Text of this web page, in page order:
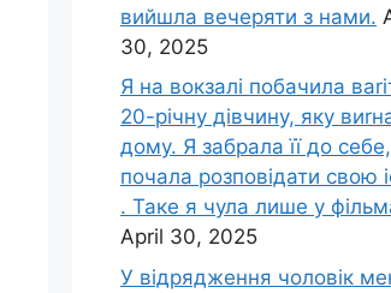
вийшла вечеряти з нами.
30, 2025
Я на вокзалі побачила
20-річну дівчину, яку
дому. Я забрала її до
почала розповідати свою
. Таке я чула лише у
April 30, 2025
У відрядження чоловік